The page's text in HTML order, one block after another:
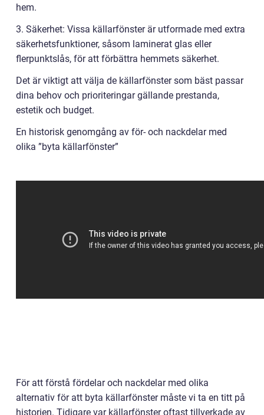
hem.
3. Säkerhet: Vissa källarfönster är utformade med extra
säkerhetsfunktioner, såsom laminerat glas eller
flerpunktslås, för att förbättra hemmets säkerhet.
Det är viktigt att välja de källarfönster som bäst passar
dina behov och prioriteringar gällande prestanda,
estetik och budget.
En historisk genomgång av för- och nackdelar med
olika ”byta källarfönster”
För att förstå fördelar och nackdelar med olika
alternativ för att byta källarfönster måste vi ta en titt på
historien. Tidigare var källarfönster oftast tillverkade av